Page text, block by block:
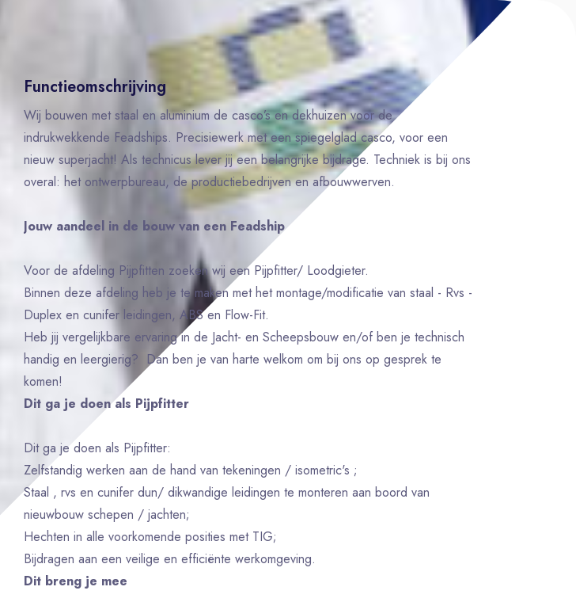
Functieomschrijving
Wij bouwen met staal en aluminium de casco’s en dekhuizen voor de
indrukwekkende Feadships. Precisiewerk met een spiegelglad casco, voor een
nieuw superjacht! Als technicus lever jij een belangrijke bijdrage. Techniek is bij ons
overal: het ontwerpbureau, de productiebedrijven en afbouwwerven.
Jouw aandeel in de bouw van een Feadship
Voor de afdeling Pijpfitten zoeken wij een Pijpfitter/ Loodgieter.
Binnen deze afdeling heb je te maken met het montage/modificatie van staal - Rvs -
Duplex en cunifer leidingen, ABS en Flow-Fit.
Heb jij vergelijkbare ervaring in de Jacht- en Scheepsbouw en/of ben je technisch
handig en leergierig? Dan ben je van harte welkom om bij ons op gesprek te
komen!
Dit ga je doen als Pijpfitter
Dit ga je doen als Pijpfitter:
Zelfstandig werken aan de hand van tekeningen / isometric's ;
Staal , rvs en cunifer dun/ dikwandige leidingen te monteren aan boord van
nieuwbouw schepen / jachten;
Hechten in alle voorkomende posities met TIG;
Bijdragen aan een veilige en efficiënte werkomgeving.
Dit breng je mee